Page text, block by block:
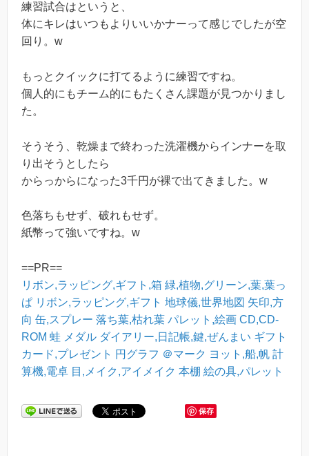
練習試合はというと、
体にキレはいつもよりいいかナーって感じでしたが空
回り。w
もっとクイックに打てるように練習ですね。
個人的にもチーム的にもたくさん課題が見つかりまし
た。
そうそう、乾燥まで終わった洗濯機からインナーを取
り出そうとしたら
からっからになった3千円が裸で出てきました。w
色落ちもせず、破れもせず。
紙幣って強いですね。w
==PR==
リボン,ラッピング,ギフト,箱 緑,植物,グリーン,葉,葉っ
ぱ リボン,ラッピング,ギフト 地球儀,世界地図 矢印,方
向 缶,スプレー 落ち葉,枯れ葉 パレット,絵画 CD,CD-
ROM 蛙 メダル ダイアリー,日記帳,鍵,ぜんまい ギフト
カード,プレゼント 円グラフ ＠マーク ヨット,船,帆 計
算機,電卓 目,メイク,アイメイク 本棚 絵の具,パレット
保存